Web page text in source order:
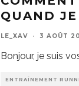
QUAND
LE_XAV · 3 AOÛT
Bonjour, je suis
ENTRAÎNEMENT